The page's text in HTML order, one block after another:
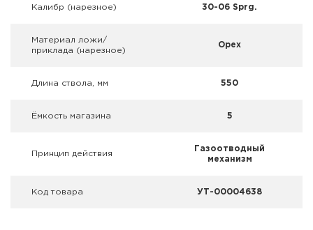
Дартс
Аксессуары
Комплекты
Калибр (нарезное) 30-06 Sprg.
Материал ложи/
приклада (нарезное)
Орех
Длина ствола, мм 550
Ёмкость магазина 5
Принцип действия
Газоотводный
механизм
Код товара УТ-00004638